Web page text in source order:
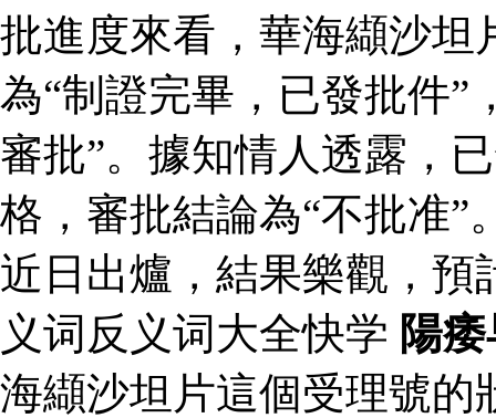
批進度來看，華海纈沙坦
為“制證完畢，已發批件”
審批”。據知情人透露，
格，審批結論為“不批准”
近日出爐，結果樂觀，預
义词反义词大全快学 陽
海纈沙坦片這個受理號的